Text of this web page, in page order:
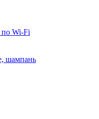
по Wi-Fi
шампань